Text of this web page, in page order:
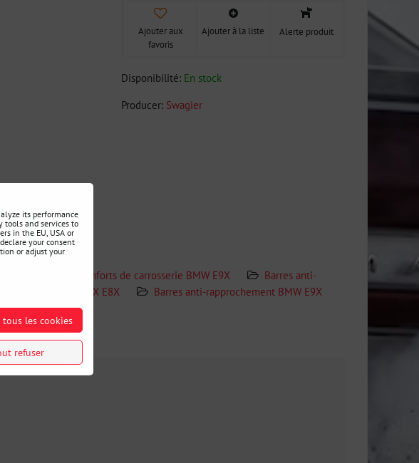
Ajouter aux
favoris
Ajouter à la liste Alerte produit
Disponibilité: En stock
Producer: Swagier
Renforts de carrosserie BMW E9X
Barres anti-
carrosserie BMW E9X E8X
Barres anti-rapprochement BMW E9X
its performance
tools and services to
in the EU, USA or
your consent
or adjust your
tous les cookies
refuser